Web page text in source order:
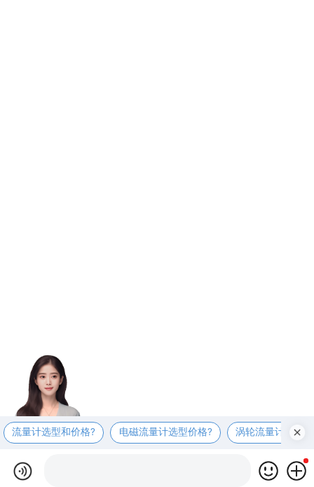
流量计选型和价格? 电磁流量计选型价格? 涡轮流量计选型